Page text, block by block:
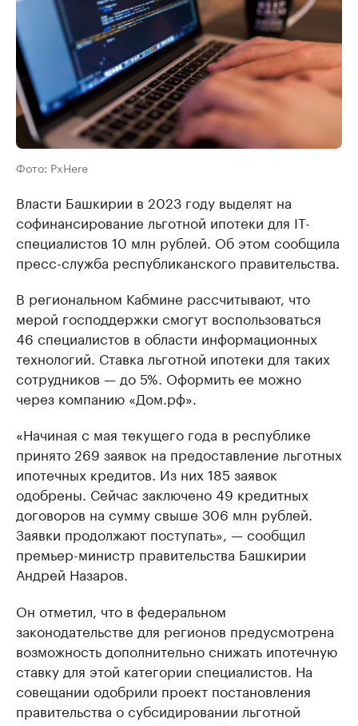
Фото: PxHere
Власти Башкирии в 2023 году выделят на
софинансирование льготной ипотеки для IT-
специалистов 10 млн рублей. Об этом сообщила
пресс-служба республиканского правительства.
В региональном Кабмине рассчитывают, что
мерой господдержки смогут воспользоваться
46 специалистов в области информационных
технологий. Ставка льготной ипотеки для таких
сотрудников — до 5%. Оформить ее можно
через компанию «Дом.рф».
«Начиная с мая текущего года в республике
принято 269 заявок на предоставление льготных
ипотечных кредитов. Из них 185 заявок
одобрены. Сейчас заключено 49 кредитных
договоров на сумму свыше 306 млн рублей.
Заявки продолжают поступать», — сообщил
премьер-министр правительства Башкирии
Андрей Назаров.
Он отметил, что в федеральном
законодательстве для регионов предусмотрена
возможность дополнительно снижать ипотечную
ставку для этой категории специалистов. На
совещании одобрили проект постановления
правительства о субсидировании льготной